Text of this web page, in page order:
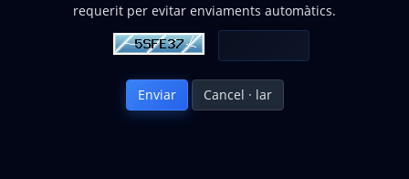
requerit per evitar enviaments automàtics.
Cancel · lar